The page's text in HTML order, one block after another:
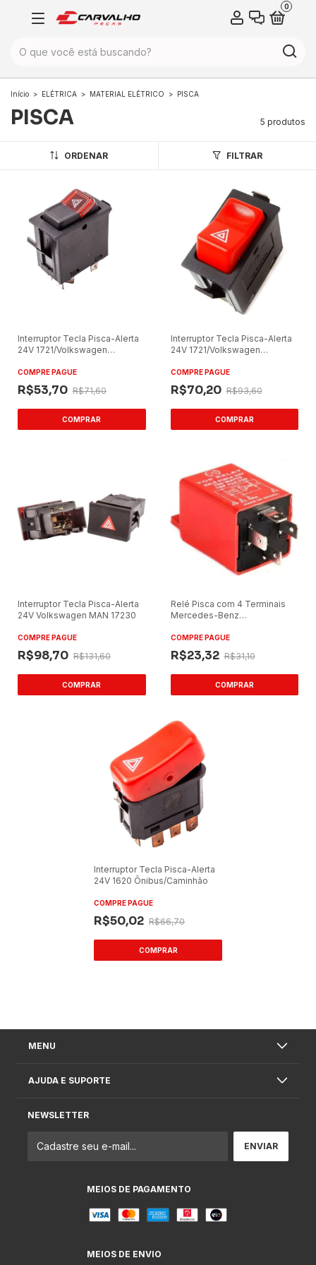
0
Início > ELÉTRICA > MATERIAL ELÉTRICO > PISCA
PISCA 5 produtos
ORDENAR FILTRAR
Interruptor Tecla Pisca-Alerta
24V 1721/Volkswagen
COMPRE PAGUE
R$53,70 R$71,60
Interruptor Tecla Pisca-Alerta
24V 1721/Volkswagen
COMPRE PAGUE
R$70,20 R$93,60
Interruptor Tecla Pisca-Alerta
24V Volkswagen MAN 17230
COMPRE PAGUE
R$98,70 R$131,60
Relé Pisca com 4 Terminais
Mercedes-Benz
700W
COMPRE PAGUE
R$23,32 R$31,10
Interruptor Tecla Pisca-Alerta
24V 1620 Ônibus/Caminhão
COMPRE PAGUE
R$50,02 R$66,70
MENU
AJUDA E SUPORTE
NEWSLETTER
MEIOS DE PAGAMENTO
MEIOS DE ENVIO